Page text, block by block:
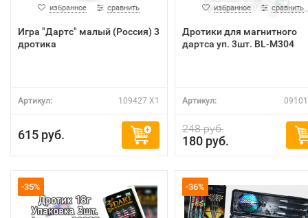
избранное сравнить
Игра "Дартс" малый (Россия) 3
дротика
Артикул: 109427 X1
615 руб.
избранное сравнить
Дротики для магнитного
дартса уп. 3шт. BL-M304
Артикул:
248 руб.
180 руб.
-35% -36%